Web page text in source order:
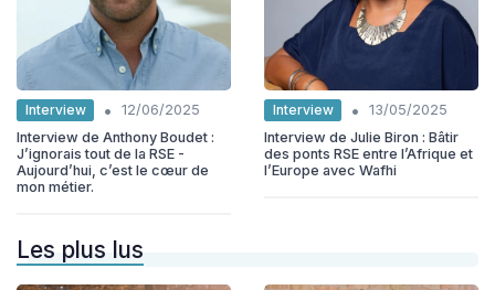
Interview •
12/06/2025
Interview de Anthony Boudet :
J’ignorais tout de la RSE -
Aujourd’hui, c’est le cœur de
mon métier.
Interview •
13/05/2025
Interview de Julie Biron : Bâtir
des ponts RSE entre l’Afrique et
l’Europe avec Wafhi
Les plus lus